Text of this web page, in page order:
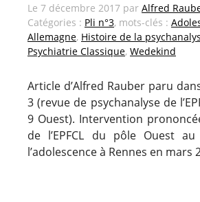
Le 7 décembre 2017 par Alfred
Catégories : Pli n°3, mots-clés :
Allemagne, Histoire de la
Psychiatrie Classique, Wedekind
Article d’Alfred Rauber paru
3 (revue de psychanalyse de
9 Ouest). Intervention
de l’EPFCL du pôle Ouest
l’adolescence à Rennes en mars